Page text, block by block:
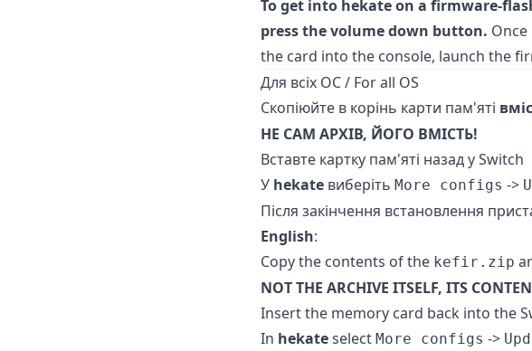
To get into hekate on a firmware-
press the volume down button.
the card into the console, launch the
Для всіх ОС / For all OS
Скопіюйте в корінь карти пам'яті
НЕ САМ АРХІВ, ЙОГО ВМІСТЬ!
Вставте картку пам'яті назад у Switch
У hekate виберіть More configs ->
Після закінчення встановлення
English:
Copy the contents of the kefir.zip
NOT THE ARCHIVE ITSELF, ITS
Insert the memory card back into the
In hekateselect More configs ->